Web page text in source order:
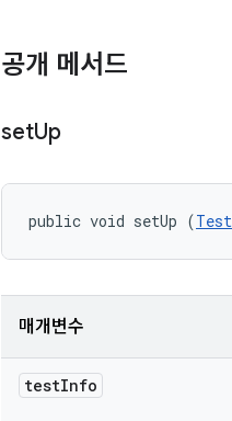
공개 메서드
setUp
public void setUp (
매개변수
testInfo